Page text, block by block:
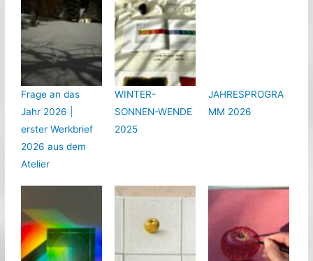
Frage an das
Jahr 2026 |
erster Werkbrief
2026 aus dem
Atelier
WINTER-
SONNEN-WENDE
2025
JAHRESPROGRA
MM 2026